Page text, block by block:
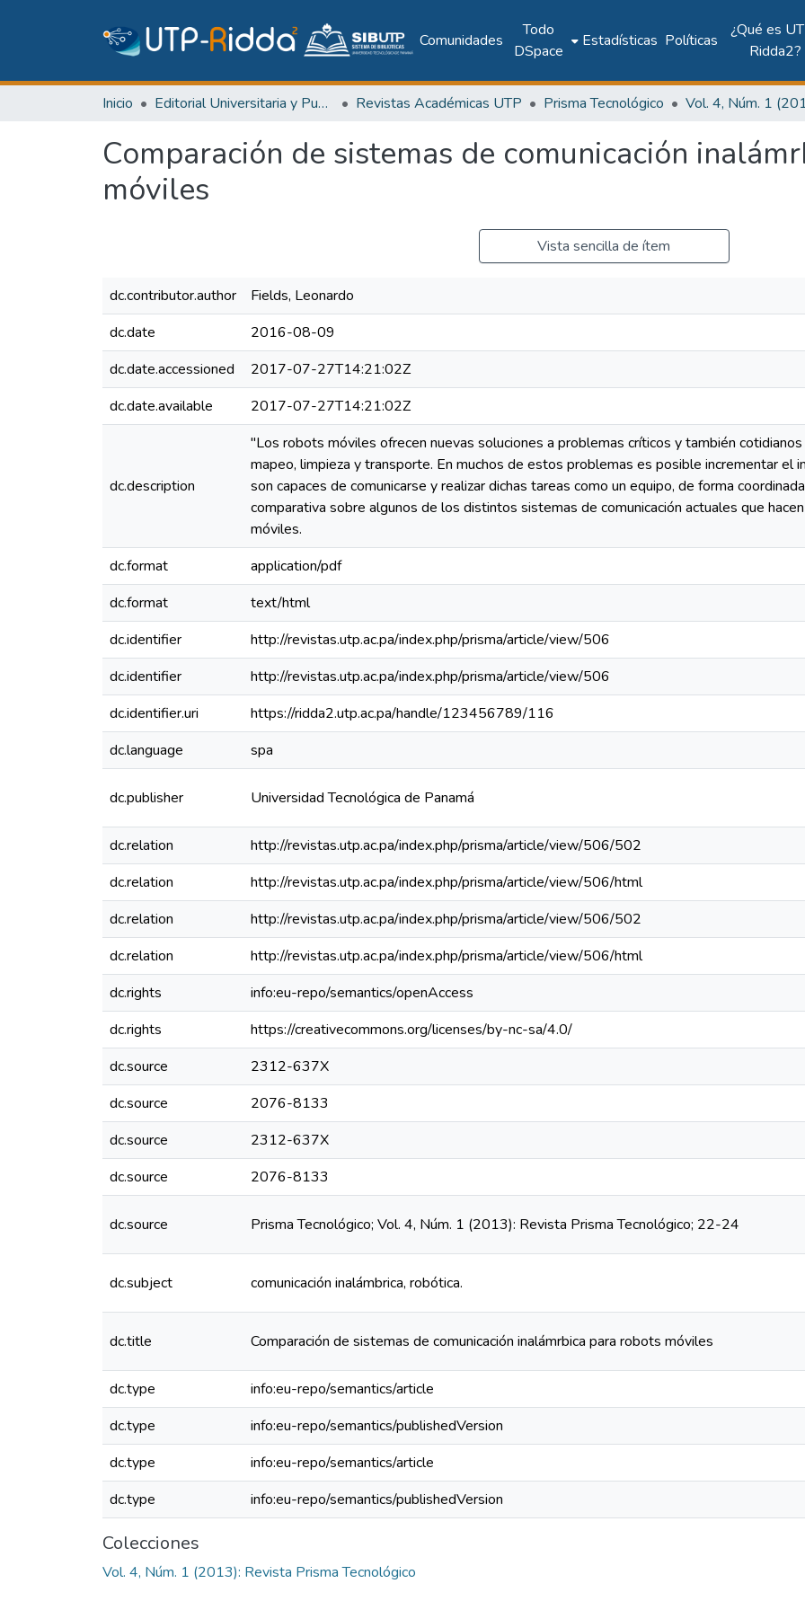
Comunidades
Todo
DSpace
Estadísticas Políticas
¿Qué es
Ridda2?
Inicio Editorial Universitaria y Publicaciones Seriadas Revistas Académicas UTP Prisma Tecnológico
Comparación de sistemas de comunicación
móviles
Vista sencilla de ítem
dc.contributor.author
Fields, Leonardo
dc.date
2016-08-09
dc.date.accessioned
2017-07-27T14:21:02Z
dc.date.available
2017-07-27T14:21:02Z
dc.description
"Los robots móviles ofrecen nuevas soluciones a problemas críticos y también
mapeo, limpieza y transporte. En muchos de estos problemas es posible incrementar
son capaces de comunicarse y realizar dichas tareas como un equipo, de forma
comparativa sobre algunos de los distintos sistemas de comunicación actuales que
móviles.
dc.format
application/pdf
dc.format
text/html
dc.identifier
http://revistas.utp.ac.pa/index.php/prisma/article/view/506
dc.identifier
http://revistas.utp.ac.pa/index.php/prisma/article/view/506
dc.identifier.uri
https://ridda2.utp.ac.pa/handle/123456789/116
dc.language
spa
dc.publisher Universidad Tecnológica de Panamá
dc.relation
http://revistas.utp.ac.pa/index.php/prisma/article/view/506/502
dc.relation
http://revistas.utp.ac.pa/index.php/prisma/article/view/506/html
dc.relation
http://revistas.utp.ac.pa/index.php/prisma/article/view/506/502
dc.relation
http://revistas.utp.ac.pa/index.php/prisma/article/view/506/html
dc.rights
info:eu-repo/semantics/openAccess
dc.rights
https://creativecommons.org/licenses/by-nc-sa/4.0/
dc.source
2312-637X
dc.source
2076-8133
dc.source
2312-637X
dc.source
2076-8133
dc.source Prisma Tecnológico; Vol. 4, Núm. 1 (2013): Revista Prisma Tecnológico; 22-24
dc.subject comunicación inalámbrica, robótica.
dc.title Comparación de sistemas de comunicación inalámrbica para robots móviles
dc.type
info:eu-repo/semantics/article
dc.type
info:eu-repo/semantics/publishedVersion
dc.type
info:eu-repo/semantics/article
dc.type
info:eu-repo/semantics/publishedVersion
Colecciones
Vol. 4, Núm. 1 (2013): Revista Prisma Tecnológico